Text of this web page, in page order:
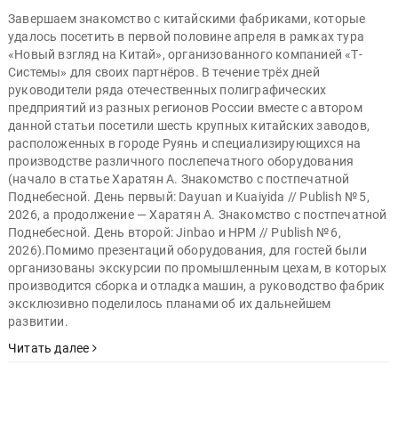
Завершаем знакомство с китайскими фабриками, которые
удалось посетить в первой половине апреля в рамках тура
«Новый взгляд на Китай», организованного компанией «Т-
Системы» для своих партнёров. В течение трёх дней
руководители ряда отечественных полиграфических
предприятий из разных регионов России вместе с автором
данной статьи посетили шесть крупных китайских заводов,
расположенных в городе Руянь и специализирующихся на
производстве различного послепечатного оборудования
(начало в статье Харатян А. Знакомство с постпечатной
Поднебесной. День первый: Dayuan и Kuaiyida // Publish № 5,
2026, а продолжение — Харатян А. Знакомство с постпечатной
Поднебесной. День второй: Jinbao и HPM // Publish № 6,
2026).Помимо презентаций оборудования, для гостей были
организованы экскурсии по промышленным цехам, в которых
производится сборка и отладка машин, а руководство фабрик
эксклюзивно поделилось планами об их дальнейшем
развитии.
Читать далее